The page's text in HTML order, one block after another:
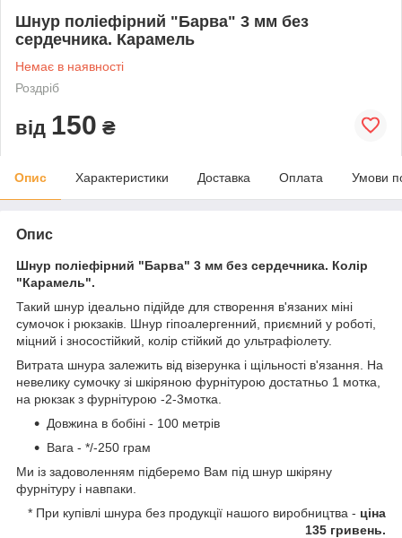
Шнур поліефірний "Барва" 3 мм без
сердечника. Карамель
Немає в наявності
Роздріб
від 150 ₴
Опис Характеристики Доставка Оплата Умови
Опис
Шнур поліефірний "Барва" 3 мм без сердечника. Колір
"Карамель".
Такий шнур ідеально підійде для створення в'язаних мiнi
сумочок і рюкзаків. Шнур гіпоалергенний, приємний у роботі,
міцний і зносостійкий, колір стійкий до ультрафіолету.
Витрата шнура залежить від візерунка і щільності в'язання. На
невелику сумочку зі шкіряною фурнітурою достатньо 1 мотка,
на рюкзак з фурнітурою -2-3мотка.
Довжина в бобіні - 100 метрів
Вага - */-250 грам
Ми із задоволенням підберемо Вам під шнур шкіряну
фурнітуру і навпаки.
* При купівлі шнура без продукції нашого виробництва - ціна
135 гривень.